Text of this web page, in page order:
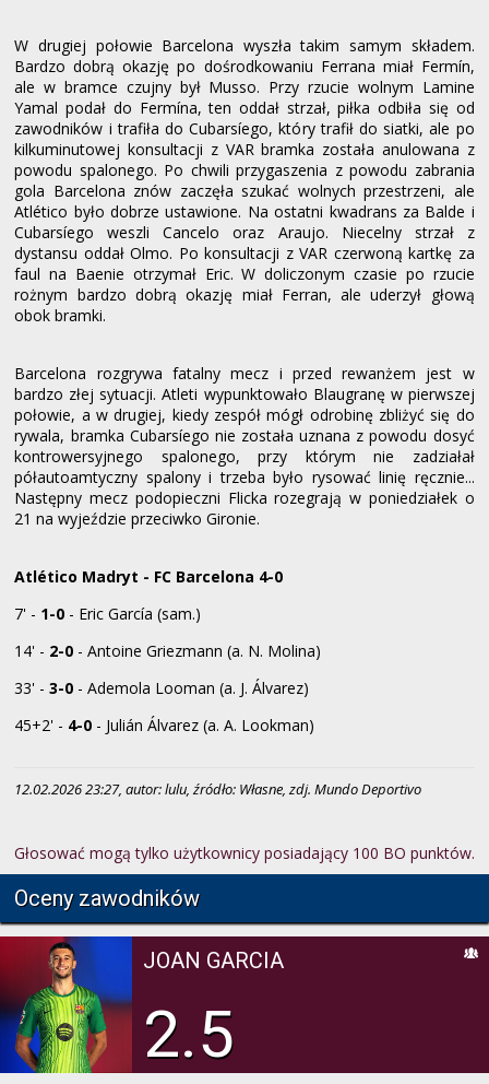
W drugiej połowie Barcelona wyszła takim samym składem.
Bardzo dobrą okazję po dośrodkowaniu Ferrana miał Fermín,
ale w bramce czujny był Musso. Przy rzucie wolnym Lamine
Yamal podał do Fermína, ten oddał strzał, piłka odbiła się od
zawodników i trafiła do Cubarsíego, który trafił do siatki, ale po
kilkuminutowej konsultacji z VAR bramka została anulowana z
powodu spalonego. Po chwili przygaszenia z powodu zabrania
gola Barcelona znów zaczęła szukać wolnych przestrzeni, ale
Atlético było dobrze ustawione. Na ostatni kwadrans za Balde i
Cubarsíego weszli Cancelo oraz Araujo. Niecelny strzał z
dystansu oddał Olmo. Po konsultacji z VAR czerwoną kartkę za
faul na Baenie otrzymał Eric. W doliczonym czasie po rzucie
rożnym bardzo dobrą okazję miał Ferran, ale uderzył głową
obok bramki.
Barcelona rozgrywa fatalny mecz i przed rewanżem jest w
bardzo złej sytuacji. Atleti wypunktowało Blaugranę w pierwszej
połowie, a w drugiej, kiedy zespół mógł odrobinę zbliżyć się do
rywala, bramka Cubarsíego nie została uznana z powodu dosyć
kontrowersyjnego spalonego, przy którym nie zadziałał
półautoamtyczny spalony i trzeba było rysować linię ręcznie...
Następny mecz podopieczni Flicka rozegrają w poniedziałek o
21 na wyjeździe przeciwko Gironie.
Atlético Madryt - FC Barcelona 4-0
7' - 1-0 - Eric García (sam.)
14' - 2-0 - Antoine Griezmann (a. N. Molina)
33' -3-0 - Ademola Looman (a. J. Álvarez)
45+2' - 4-0 - Julián Álvarez (a. A. Lookman)
12.02.2026 23:27, autor: lulu, źródło: Własne, zdj. Mundo Deportivo
Głosować mogą tylko użytkownicy posiadający 100 BO punktów.
Oceny zawodników
JOAN GARCIA
2.5